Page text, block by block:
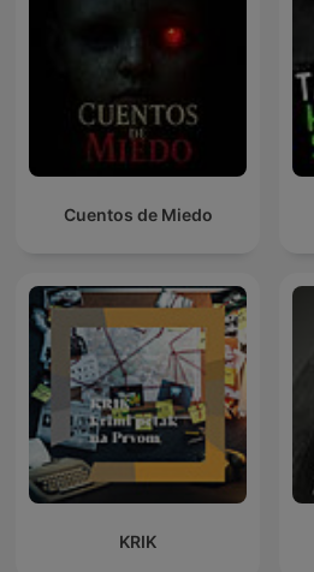
Cuentos de Miedo
KRIK